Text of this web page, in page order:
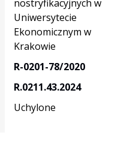
nostryfikacyjnych w
Uniwersytecie
Ekonomicznym w
Krakowie
R-0201-78/2020
R.0211.43.2024
Uchylone